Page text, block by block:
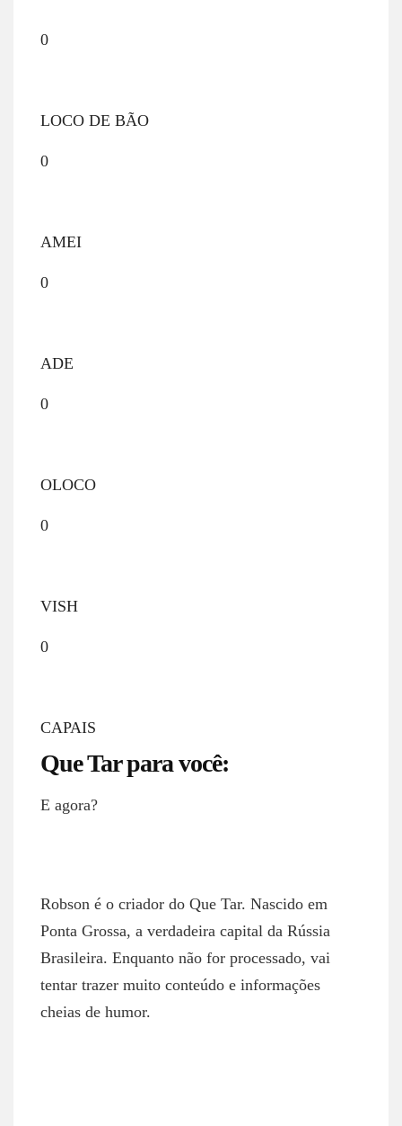
0
LOCO DE BÃO
0
AMEI
0
ADE
0
OLOCO
0
VISH
0
CAPAIS
Que Tar para você:
E agora?
Robson é o criador do Que Tar. Nascido em
Ponta Grossa, a verdadeira capital da Rússia
Brasileira. Enquanto não for processado, vai
tentar trazer muito conteúdo e informações
cheias de humor.